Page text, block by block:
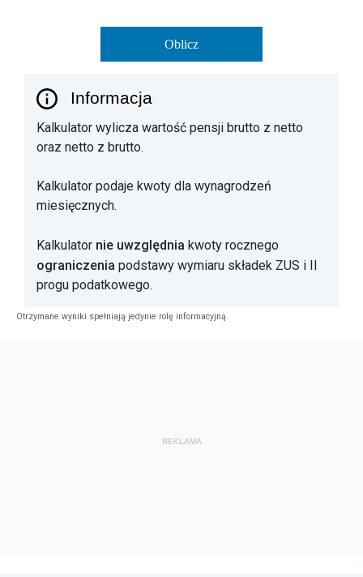
Oblicz
Informacja
Kalkulator wylicza wartość pensji brutto z netto
oraz netto z brutto.
Kalkulator podaje kwoty dla wynagrodzeń
miesięcznych.
Kalkulator nie uwzględnia kwoty rocznego
ograniczenia podstawy wymiaru składek ZUS i II
progu podatkowego.
Otrzymane wyniki spełniają jedynie rolę informacyjną.
REKLAMA